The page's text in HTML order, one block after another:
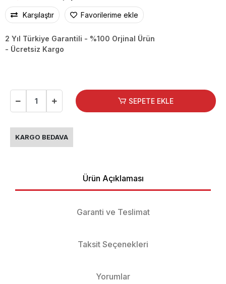
Karşılaştır Favorilerime ekle
2 Yıl Türkiye Garantili - %100 Orjinal Ürün
- Ücretsiz Kargo
SEPETE EKLE
KARGO BEDAVA
Ürün Açıklaması
Garanti ve Teslimat
Taksit Seçenekleri
Yorumlar